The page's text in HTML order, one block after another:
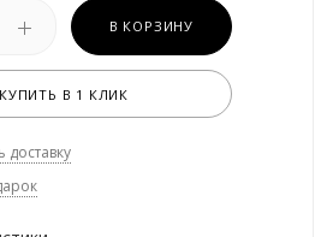
В КОРЗИНУ
КУПИТЬ В 1 КЛИК
доставку